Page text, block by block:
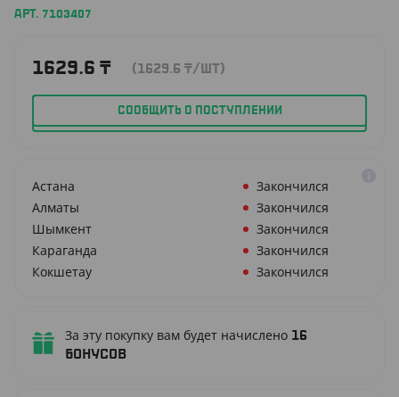
АРТ. 7103407
1629.6 ₸ (1629.6 ₸/ШТ)
СООБЩИТЬ О ПОСТУПЛЕНИИ
Астана
Закончился
Алматы
Закончился
Шымкент
Закончился
Караганда
Закончился
Кокшетау
Закончился
За эту покупку вам будет начислено 16
бонусов